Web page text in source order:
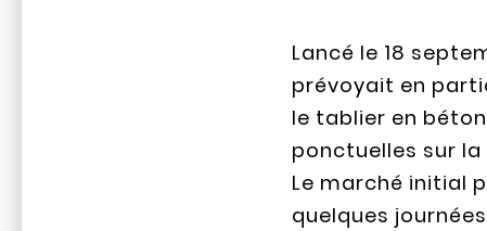
Lancé le 18
prévoyait en
le tablier en
ponctuelles sur
Le marché initial
quelques